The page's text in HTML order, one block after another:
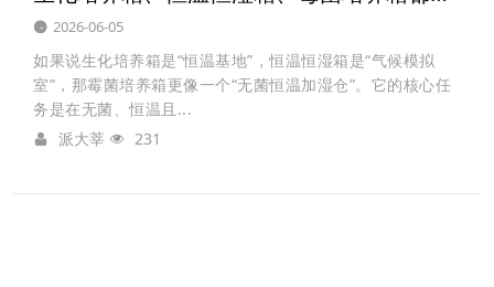
2026-06-05
如果说生化培养箱是“恒温基地”，恒温恒湿箱是“气候模拟
室”，那霉菌培养箱更像一个“无菌恒温加湿仓”。它的核心任
务是在无菌、恒温且...
派大莘
231